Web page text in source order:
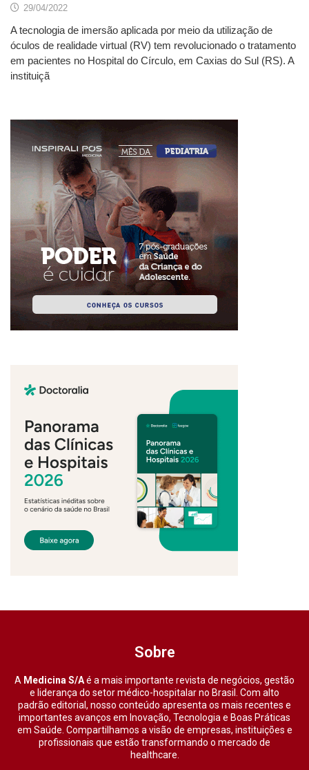
29/04/2022
A tecnologia de imersão aplicada por meio da utilização de
óculos de realidade virtual (RV) tem revolucionado o tratamento
em pacientes no Hospital do Círculo, em Caxias do Sul (RS). A
instituiçã
Sobre
A Medicina S/Aé a mais importante revista de negócios, gestão
e liderança do setor médico-hospitalar no Brasil. Com alto
padrão editorial, nosso conteúdo apresenta os mais recentes e
importantes avanços em Inovação, Tecnologia e Boas Práticas
em Saúde. Compartilhamos a visão de empresas, instituições e
profissionais que estão transformando o mercado de
healthcare.